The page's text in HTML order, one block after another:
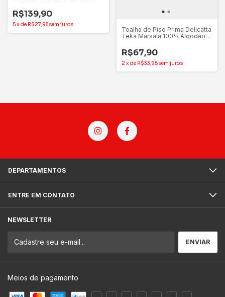
R$139,90
5x de R$27,98sem juros
Toalha de Piso Prima Delicatta
Teka Marsala 100% Algodão
R$67,90
2 xde R$33,95sem juros
DEPARTAMENTOS
ENTRE EM CONTATO
NEWSLETTER
Meios de pagamento